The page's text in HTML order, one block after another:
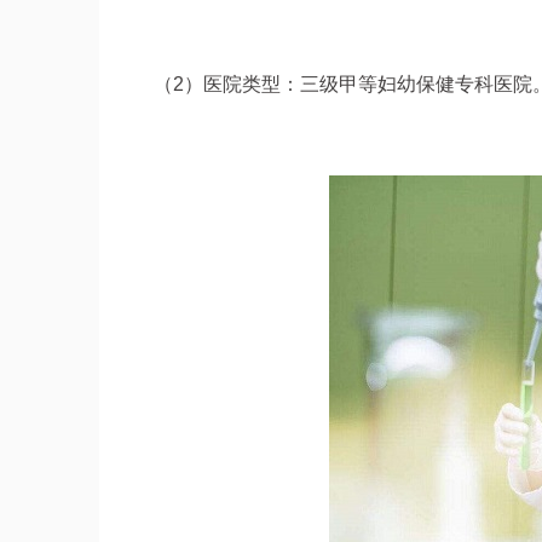
（2）医院类型：三级甲等妇幼保健专科医院